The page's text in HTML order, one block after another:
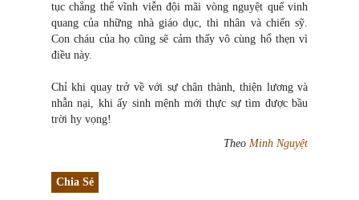
tục chẳng thể vĩnh viễn đội mãi vòng nguyệt quế vinh
quang của những nhà giáo dục, thi nhân và chiến sỹ.
Con cháu của họ cũng sẽ cảm thấy vô cùng hổ thẹn vì
điều này.
Chỉ khi quay trở về với sự chân thành, thiện lương và
nhẫn nại, khi ấy sinh mệnh mới thực sự tìm được bầu
trời hy vọng!
Theo Minh Nguyệt
Chia Sẻ